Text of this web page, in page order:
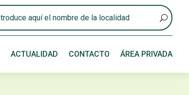
ACTUALIDAD CONTACTO ÁREA PRIVADA